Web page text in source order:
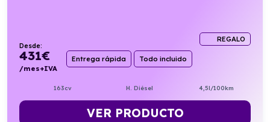
REGALO
Desde:
431€
/mes+IVA
Entrega rápida Todo incluido
163cv H. Diésel 4,5l/100km
VER PRODUCTO